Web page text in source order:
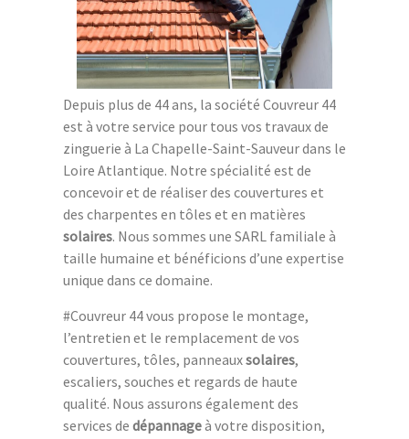
Depuis plus de 44 ans, la société Couvreur 44
est à votre service pour tous vos travaux de
zinguerie à La Chapelle-Saint-Sauveur dans le
Loire Atlantique. Notre spécialité est de
concevoir et de réaliser des couvertures et
des charpentes en tôles et en matières
solaires. Nous sommes une SARL familiale à
taille humaine et bénéficions d’une expertise
unique dans ce domaine.
#Couvreur 44 vous propose le montage,
l’entretien et le remplacement de vos
couvertures, tôles, panneauxsolaires,
escaliers, souches et regards de haute
qualité. Nous assurons également des
services de dépannageà votre disposition,